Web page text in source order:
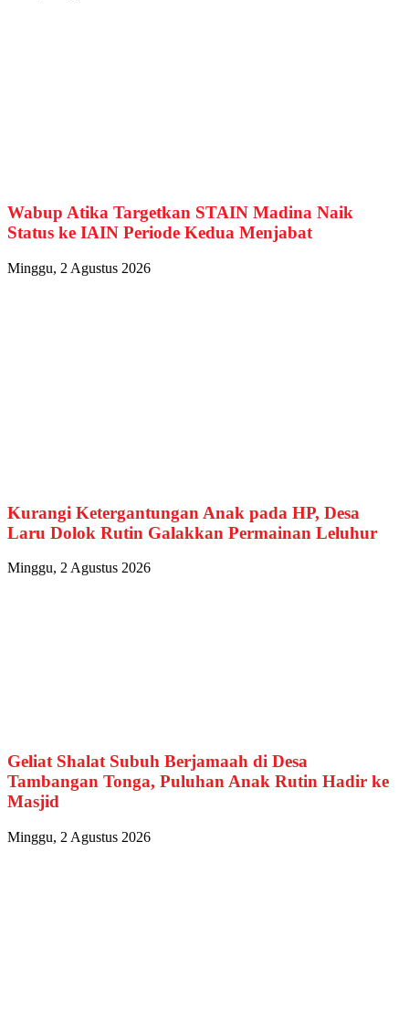
Wabup Atika Targetkan STAIN Madina Naik
Status ke IAIN Periode Kedua Menjabat
Minggu, 2 Agustus 2026
Kurangi Ketergantungan Anak pada HP, Desa
Laru Dolok Rutin Galakkan Permainan Leluhur
Minggu, 2 Agustus 2026
Geliat Shalat Subuh Berjamaah di Desa
Tambangan Tonga, Puluhan Anak Rutin Hadir ke
Masjid
Minggu, 2 Agustus 2026